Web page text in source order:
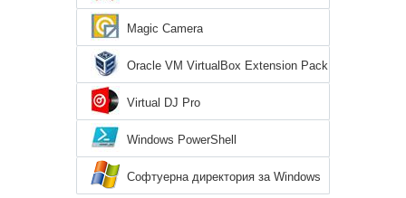
Magic Camera
Oracle VM VirtualBox Extension Pack
Virtual DJ Pro
Windows PowerShell
Софтуерна директория за Windows
7